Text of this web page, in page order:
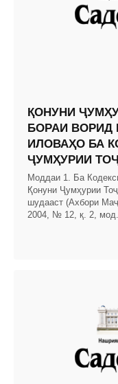
ҚОНУНИ
БОРАИ ВОРИД
ИЛОВАҲО БА
ҶУМҲУРИИ
Моддаи 1. Ба
Қонуни Ҷумҳурии
шудааст (Ахбори
2004, № 12, қ. 2,